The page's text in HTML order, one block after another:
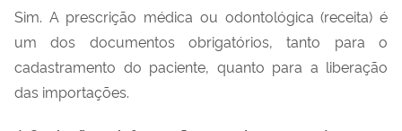
Sim. A prescrição médica ou odontológica (receita) é
um dos documentos obrigatórios, tanto para o
cadastramento do paciente, quanto para a liberação
das importações.